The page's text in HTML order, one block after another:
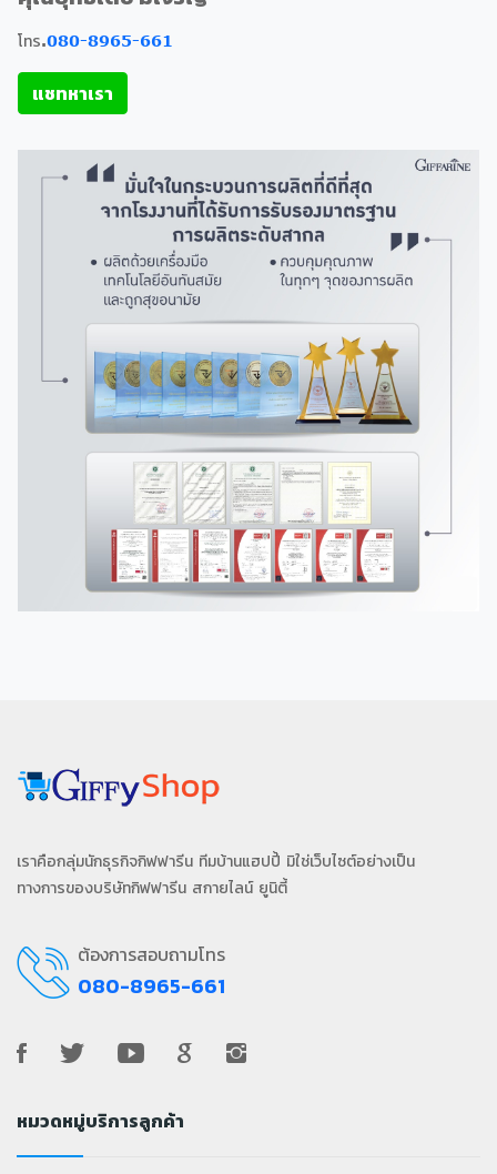
โทร.080-8965-661
แชทหาเรา
เราคือกลุ่มนักธุรกิจกิฟฟารีน ทีมบ้านแฮปปี้ มิใช่เว็บไซต์อย่างเป็น
ทางการของบริษัทกิฟฟารีน สกายไลน์ ยูนิตี้
ต้องการสอบถามโทร
080-8965-661
หมวดหมู่บริการลูกค้า